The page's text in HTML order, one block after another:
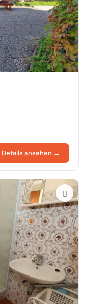
Details ansehen →